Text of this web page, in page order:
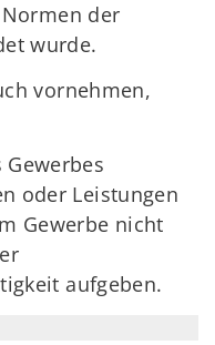
der
wurde.
vornehmen,
Gewerbes
oder Leistungen
Gewerbe nicht
aufgeben.